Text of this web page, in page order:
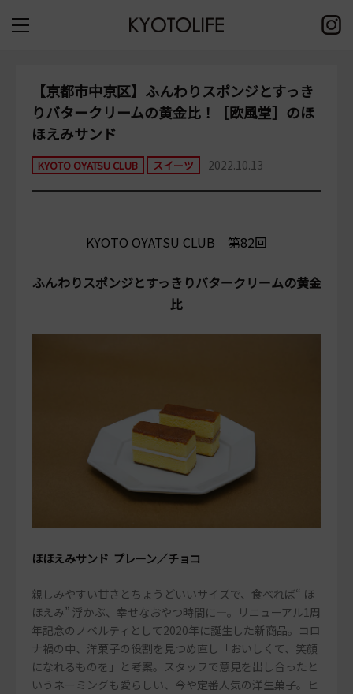
【京都市中京区】ふんわりスポンジとすっき
りバタークリームの黄金比！［欧風堂］のほ
ほえみサンド
KYOTO OYATSU CLUB スイーツ 2022.10.13
KYOTO OYATSU CLUB 第82回
ふんわりスポンジとすっきりバタークリームの黄金
比
ほほえみサンド プレーン／チョコ
親しみやすい甘さとちょうどいいサイズで、食べれば“ ほ
ほえみ” 浮かぶ、幸せなおやつ時間に―。リニューアル1周
年記念のノベルティとして2020年に誕生した新商品。コロ
ナ禍の中、洋菓子の役割を見つめ直し「おいしくて、笑顔
になれるものを」と考案。スタッフで意見を出し合ったと
いうネーミングも愛らしい、今や定番人気の洋生菓子。ヒ